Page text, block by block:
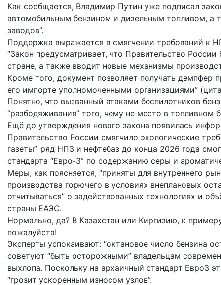
Как сообщается, Владимир Путин уже подписал
автомобильным бензином и дизельным топливом, а
заводов”.
Поддержка выражается в смягчении требований к
“Закон предусматривает, что Правительство
стране, а также вводит новые механизмы
Кроме того, документ позволяет получать демпфер
его импорте уполномоченными организациями”
Понятно, что вызванный атаками беспилотников
“разбодяживания” того, чему не место в топливном
Ещё до утверждения нового закона появилась
Правительство России смягчило экологические
газеты”, ряд НПЗ и нефтебаз до конца 2026 года
стандарта “Евро-3” по содержанию серы и
Меры, как поясняется, “приняты для внутреннего
производства горючего в условиях внеплановых
отчитываться” о задействованных технологиях и
страны ЕАЭС.
Нормально, да? В Казахстан или Киргизию, к
пожалуйста!
Эксперты успокаивают: “октановое число бензина
советуют “быть осторожными” владельцам
выхлопа. Поскольку на архаичный стандарт Евро3
“грозит ускоренным износом узлов”.